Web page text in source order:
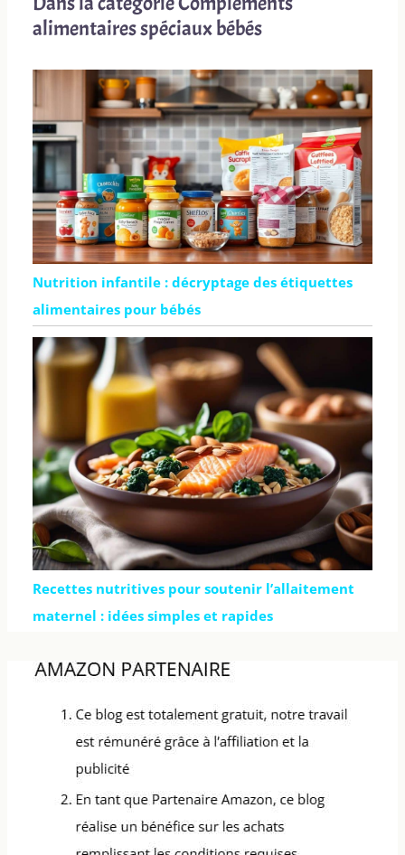
alimentaires spéciaux bébés
Nutrition infantile : décryptage des étiquettes
alimentaires pour bébés
Recettes nutritives pour soutenir l’allaitement
maternel : idées simples et rapides